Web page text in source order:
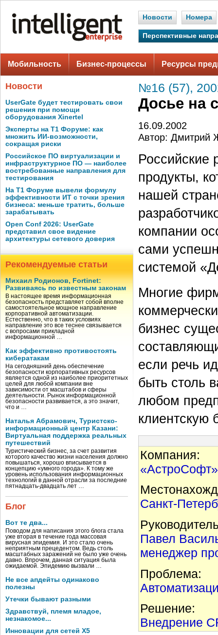
Новости Номера
Перспективные
Мобильность Бизнес-процессы Ресурсы
Новости
UserGate будет тестировать свои
решения при помощи
оборудования Xinertel
Эксперты на Т1 Форуме: как
множить ИИ-возможности,
сокращая риски
Российское ПО виртуализации и
инфраструктурное ПО — наиболее
востребованные направления для
тестирования
На Т1 Форуме вывели формулу
эффективности ИТ с точки зрения
бизнеса: меньше тратить, больше
зарабатывать
Open Conf 2026: UserGate
представил свое видение
архитектуры сетевого доверия
Рекомендуемые статьи
Михаил Родионов, Fortinet:
Развиваясь по известным законам
В настоящее время информационная
безопасность представляет собой вполне
самостоятельное мощное направление
корпоративной автоматизации.
Естественно, что в таких условиях
направление это все теснее связывается
с вопросами прикладной
информационной …
Как эффективно противостоять
кибератакам
На сегодняшний день обеспечение
безопасности корпоративных ресурсов
является одной из наиболее приоритетных
целей для любой компании вне
зависимости от масштабов и сферы
деятельности. Рынок информационной
безопасности развивается, а это значит,
что и …
Наталья Абрамович, Туристско-
информационный центр Казани:
Виртуальная поддержка реальных
путешествий
Туристический бизнес, за счет развития
которого качество жизни населения должно
повышаться, хорошо вписывается в
концепцию «умного города». К тому же
уровень использования информационных
технологий в данной отрасли за последние
пятнадцать-двадцать лет …
Блог
Вот те два...
Поводом для написания этого блога стала
уже вторая в течение года массовая
вирусная эпидемия. И это стало очень
неприятным прецедентом. Ведь столь
масштабных заражений не было уже очень
давно. Впрочем, данная ситуация была
ожидаемой. Эпидемию вызвали …
Не все апдейты одинаково
полезны
Утечки бывают разными
Здравствуй, племя младое,
незнакомое...
Инновации для сетей X5
№16 (57),
Досье на
16.09.2002
Автор: Дмитрий
Российские
продукты,
нашей
компании
сами
системой
Многие
бизнес
если речь
быть столь
любом
клиентскую
Компания:
«АстроСофт»
Санкт-
Павел
менеджер
Проблема:
Решение:
Внедрение